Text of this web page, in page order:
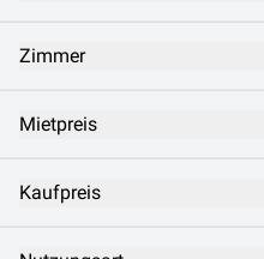
Zimmer
Mietpreis
Kaufpreis